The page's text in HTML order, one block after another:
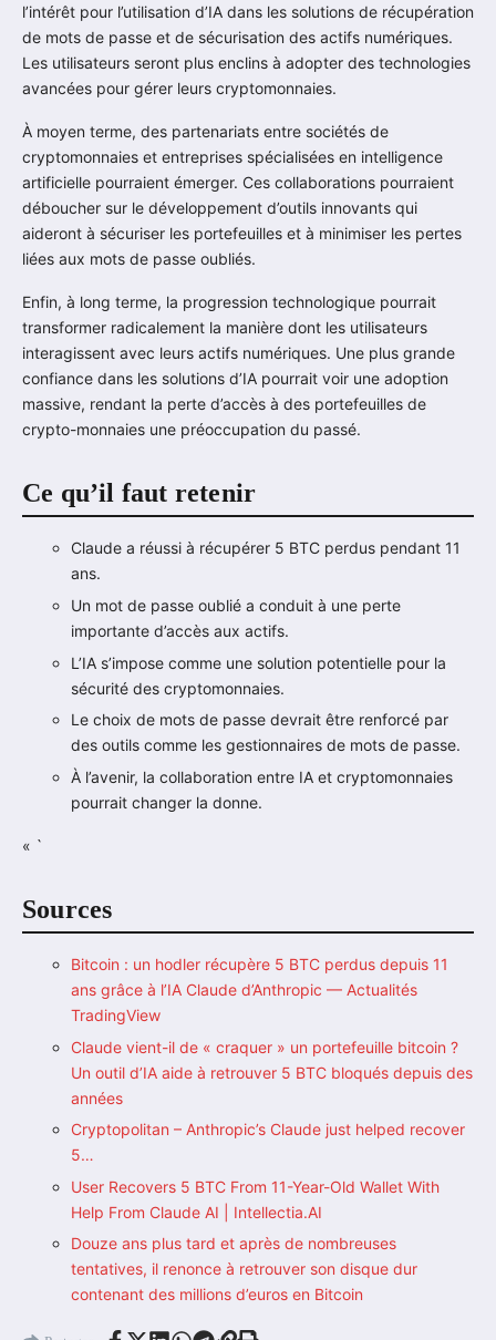
l’intérêt pour l’utilisation d’IA dans les solutions de récupération
de mots de passe et de sécurisation des actifs numériques.
Les utilisateurs seront plus enclins à adopter des technologies
avancées pour gérer leurs cryptomonnaies.
À moyen terme, des partenariats entre sociétés de
cryptomonnaies et entreprises spécialisées en intelligence
artificielle pourraient émerger. Ces collaborations pourraient
déboucher sur le développement d’outils innovants qui
aideront à sécuriser les portefeuilles et à minimiser les pertes
liées aux mots de passe oubliés.
Enfin, à long terme, la progression technologique pourrait
transformer radicalement la manière dont les utilisateurs
interagissent avec leurs actifs numériques. Une plus grande
confiance dans les solutions d’IA pourrait voir une adoption
massive, rendant la perte d’accès à des portefeuilles de
crypto-monnaies une préoccupation du passé.
Ce qu’il faut retenir
Claude a réussi à récupérer 5 BTC perdus pendant 11
ans.
Un mot de passe oublié a conduit à une perte
importante d’accès aux actifs.
L’IA s’impose comme une solution potentielle pour la
sécurité des cryptomonnaies.
Le choix de mots de passe devrait être renforcé par
des outils comme les gestionnaires de mots de passe.
À l’avenir, la collaboration entre IA et cryptomonnaies
pourrait changer la donne.
« `
Sources
Bitcoin : un hodler récupère 5 BTC perdus depuis 11
ans grâce à l’IA Claude d’Anthropic — Actualités
TradingView
Claude vient-il de « craquer » un portefeuille bitcoin ?
Un outil d’IA aide à retrouver 5 BTC bloqués depuis des
années
Cryptopolitan – Anthropic’s Claude just helped recover
5…
User Recovers 5 BTC From 11-Year-Old Wallet With
Help From Claude AI | Intellectia.AI
Douze ans plus tard et après de nombreuses
tentatives, il renonce à retrouver son disque dur
contenant des millions d’euros en Bitcoin